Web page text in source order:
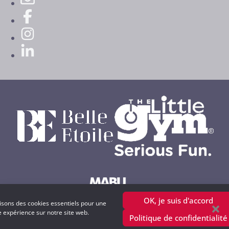
des cookies essentiels pour une
expérience sur notre site web.
OK, je suis d'accord
Politique de confidentialité
Powered by MABU Concepts S.A.
copyright © 2001 - 2025 petitweb.lu